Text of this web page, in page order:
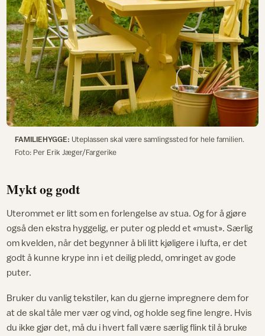
FAMILIEHYGGE: Uteplassen skal være samlingssted for hele familien.
Foto: Per Erik Jæger/Fargerike
Mykt og godt
Uterommet er litt som en forlengelse av stua. Og for å gjøre
også den ekstra hyggelig, er puter og pledd et «must». Særlig
om kvelden, når det begynner å bli litt kjøligere i lufta, er det
godt å kunne krype inn i et deilig pledd, omringet av gode
puter.
Bruker du vanlig tekstiler, kan du gjerne impregnere dem for
at de skal tåle mer vær og vind, og holde seg fine lengre. Hvis
du ikke gjør det, må du i hvert fall være særlig flink til å bruke